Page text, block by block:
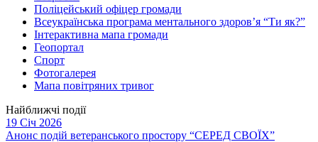
Поліцейський офіцер громади
Всеукраїнська програма ментального здоров’я “Ти як?”
Інтерактивна мапа громади
Геопортал
Спорт
Фотогалерея
Мапа повітряних тривог
Найближчі події
19 Січ 2026
Анонс подій ветеранського простору “СЕРЕД СВОЇХ”